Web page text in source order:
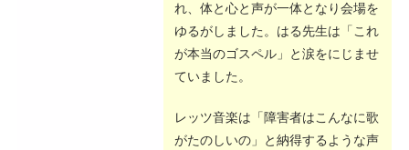
れ、体と心と声が一体となり会場を
ゆるがしました。はる先生は「これ
が本当のゴスペル」と涙をにじませ
ていました。
レッツ音楽は「障害者はこんなに歌
がたのしいの」と納得するような声